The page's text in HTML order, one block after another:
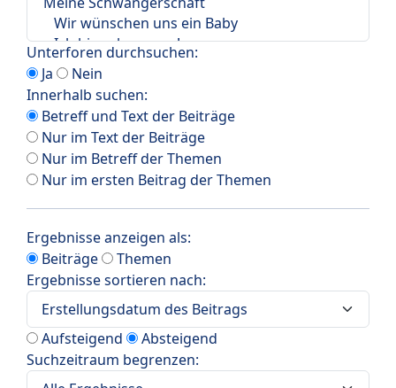
Unterforen durchsuchen:
Ja
Nein
Innerhalb suchen:
Betreff und Text der Beiträge
Nur im Text der Beiträge
Nur im Betreff der Themen
Nur im ersten Beitrag der Themen
Ergebnisse anzeigen als:
Beiträge
Themen
Ergebnisse sortieren nach:
Aufsteigend
Absteigend
Suchzeitraum begrenzen: